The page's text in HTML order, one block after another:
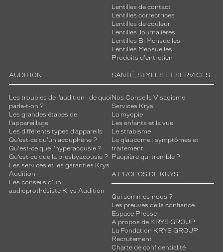
Lentilles de contact
Lentilles correctrices
Lentilles de couleur
Lentilles Journalières
Lentilles Bi Mensuelles
Lentilles Mensuelles
Produits d'entretien
AUDITION
Les troubles de l’audition : de quoi
parle-t-on ?
Les grandes étapes de
l'appareillage
Les différents types d’appareils
Qu’est-ce qu'un acouphène ?
Qu'est-ce que l'hyperacousie ?
Qu’est-ce que la presbyacousie ?
Les services et les garanties Krys
Audition
Les conseils d'un
audioprothésiste Krys Audition
SANTÉ, STYLES ET SERVICES
Nos Conseils Visagisme
Services Krys
La myopie
Les enfants et la vue
Le strabisme
Le glaucome : symptômes et
traitement
Paupière qui tremble ?
A PROPOS DE KRYS
Qui sommes-nous ?
Les preuves de la confiance
Espace Presse
A propos de KRYS GROUP
La Fondation KRYS GROUP
Recrutement
Charte de confidentialité